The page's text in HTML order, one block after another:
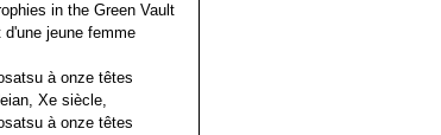
in the Green Vault
d'une jeune femme
à onze têtes
Xe siècle,
à onze têtes